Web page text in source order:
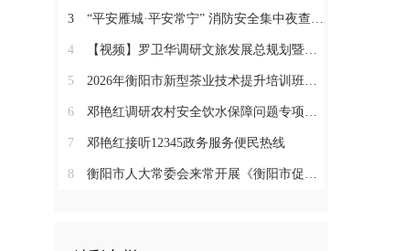
3 “平安雁城·平安常宁” 消防安全集中夜查行动通告
4 【视频】罗卫华调研文旅发展总规划暨农文旅发展工作
5 2026年衡阳市新型茶业技术提升培训班在塔山瑶族乡开班
6 邓艳红调研农村安全饮水保障问题专项整治和抗旱保水工作
7 邓艳红接听12345政务服务便民热线
8 衡阳市人大常委会来常开展《衡阳市促进中医药康养与文旅融合发展若干规定（草案）》立法调研